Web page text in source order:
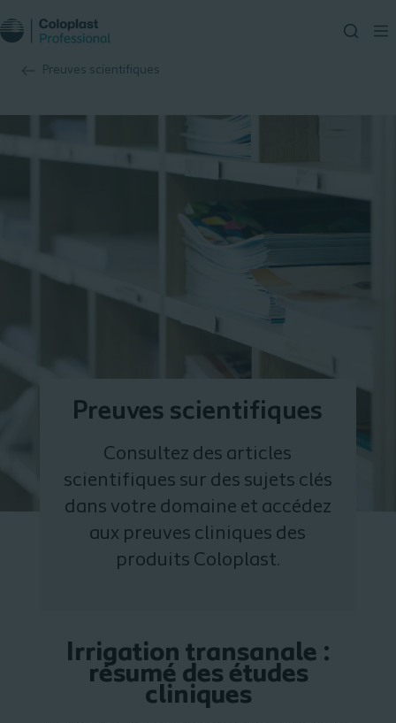
Preuves scientifiques
Preuves scientifiques
Consultez des articles
scientifiques sur des sujets clés
dans votre domaine et accédez
aux preuves cliniques des
produits Coloplast.
Irrigation transanale :
résumé des études
cliniques